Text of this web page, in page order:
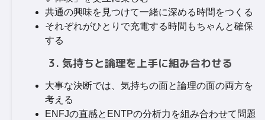
共通の興味を見つけて一緒に深める時間をつくる
それぞれがひとりで充電する時間もちゃんと確保
する
3. 気持ちと論理を上手に組み合わせる
大事な決断では、気持ちの面と論理の面の両方を
考える
ENFJの直感とENTPの分析力を組み合わせて問題